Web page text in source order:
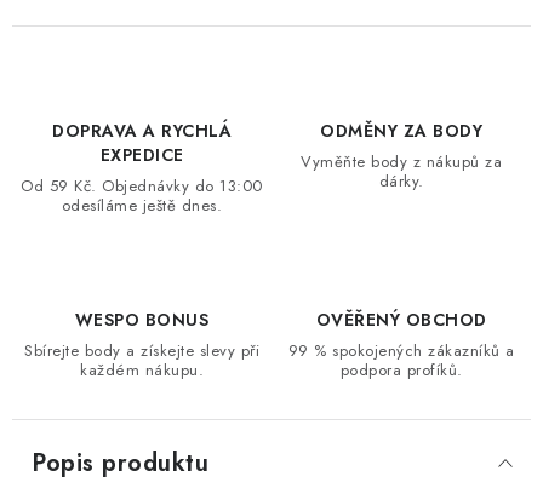
Kontakt
Obchodní podmínky
Podmínky ochrany osobních údajů
Moje objednávka
DOPRAVA A RYCHLÁ
EXPEDICE
Od 59 Kč. Objednávky do 13:00
odesíláme ještě dnes.
ODMĚNY ZA BODY
Vyměňte body z nákupů za
dárky.
WESPO BONUS
Sbírejte body a získejte slevy při
každém nákupu.
OVĚŘENÝ OBCHOD
99 % spokojených zákazníků a
podpora profíků.
Popis produktu